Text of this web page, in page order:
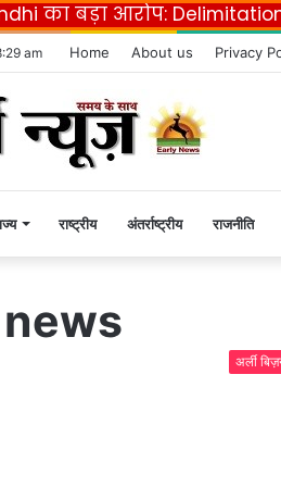
का बड़ा आरोप:
am Home About us Privacy
राष्ट्रीय अंतर्राष्ट्रीय राजनीति
अर्ली